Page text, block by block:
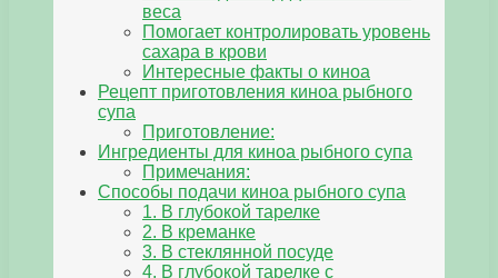
веса
Помогает контролировать уровень
сахара в крови
Интересные факты о киноа
Рецепт приготовления киноа рыбного
супа
Приготовление:
Ингредиенты для киноа рыбного супа
Примечания:
Способы подачи киноа рыбного супа
1. В глубокой тарелке
2. В креманке
3. В стеклянной посуде
4. В глубокой тарелке с